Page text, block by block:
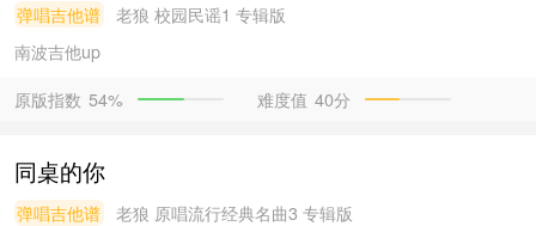
弹唱吉他谱 老狼 校园民谣1 专辑版
南波吉他up
原版指数 54% 难度值 40分
同桌的你
弹唱吉他谱 老狼 原唱流行经典名曲3 专辑版